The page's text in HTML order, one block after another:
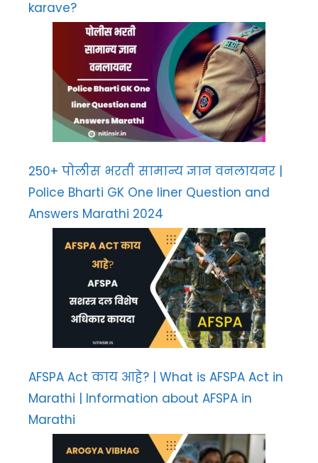
karave?
250+ पोलीस भरती सामान्य ज्ञान वनलायनर |
Police Bharti GK One liner Question and
Answers Marathi 2024
AFSPA Act काय आहे? | What is AFSPA Act in
Marathi | Information about AFSPA in
Marathi